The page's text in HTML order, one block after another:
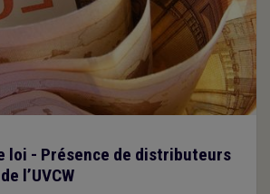
loi - Présence de distributeurs
l’UVCW